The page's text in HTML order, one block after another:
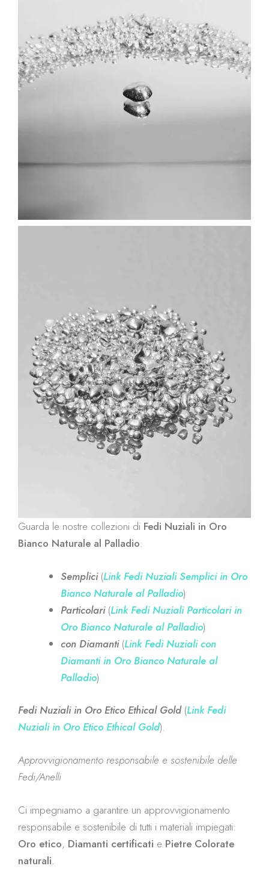
Guarda le nostre collezioni di Fedi Nuziali in Oro
Bianco Naturale al Palladio:
Semplici(Link Fedi Nuziali Semplici in Oro
Bianco Naturale al Palladio)
Particolari(Link Fedi Nuziali Particolari in
Oro Bianco Naturale al Palladio)
con Diamanti(Link Fedi Nuziali con
Diamanti in Oro Bianco Naturale al
Palladio)
Fedi Nuziali in Oro Etico Ethical Gold(Link Fedi
Nuziali in Oro Etico Ethical Gold).
Approvvigionamento responsabile e sostenibile delle
Fedi/Anelli
Ci impegniamo a garantire un approvvigionamento
responsabile e sostenibile di tutti i materiali impiegati:
Oro etico, Diamanti certificati e Pietre Colorate
naturali.